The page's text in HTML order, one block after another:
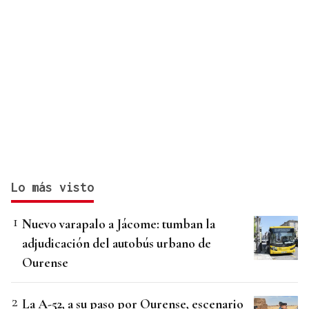
Lo más visto
Nuevo varapalo a Jácome: tumban la
adjudicación del autobús urbano de
Ourense
La A-52, a su paso por Ourense, escenario